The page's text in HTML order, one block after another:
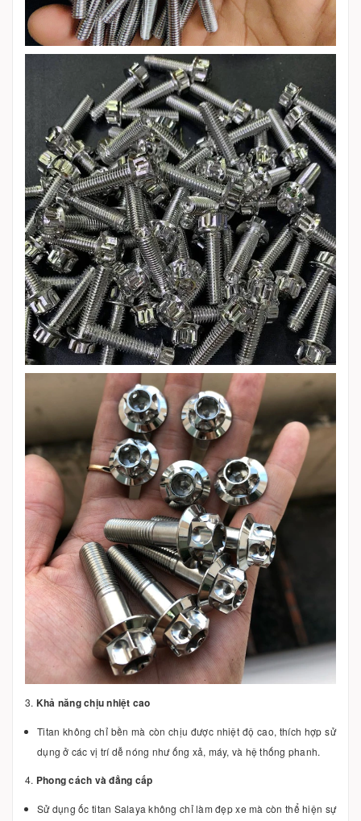
3. Khả năng chịu nhiệt cao
Titan không chỉ bền mà còn chịu được nhiệt độ cao, thích hợp sử
dụng ở các vị trí dễ nóng như ống xả, máy, và hệ thống phanh.
4. Phong cách và đẳng cấp
Sử dụng ốc titan Salaya không chỉ làm đẹp xe mà còn thể hiện sự